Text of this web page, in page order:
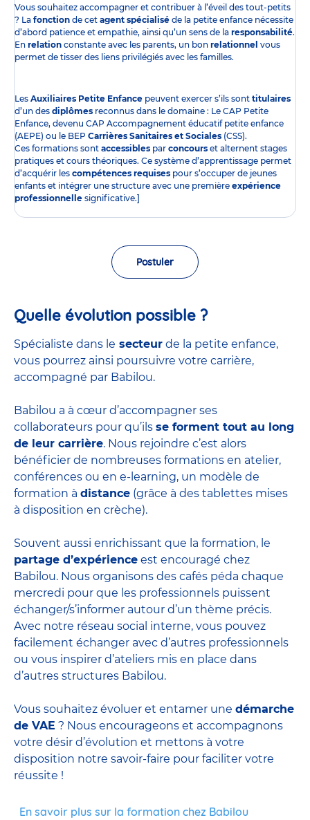
Vous souhaitez accompagner et contribuer à l’éveil des tout-petits
? La fonction de cet agent spécialisé de la petite enfance nécessite
d’abord patience et empathie, ainsi qu’un sens de la responsabilité.
En relation constante avec les parents, un bon relationnel vous
permet de tisser des liens privilégiés avec les familles.
Les Auxiliaires Petite Enfance peuvent exercer s’ils sont titulaires
d’un des diplômes reconnus dans le domaine : Le CAP Petite
Enfance, devenu CAP Accompagnement éducatif petite enfance
(AEPE) ou le BEP Carrières Sanitaires et Sociales (CSS).
Ces formations sont accessibles par concours et alternent stages
pratiques et cours théoriques. Ce système d’apprentissage permet
d’acquérir les compétences requises pour s’occuper de jeunes
enfants et intégrer une structure avec une première expérience
professionnelle significative.]
Postuler
Quelle évolution possible ?
Spécialiste dans le secteur de la petite enfance,
vous pourrez ainsi poursuivre votre carrière,
accompagné par Babilou.
Babilou a à cœur d’accompagner ses
collaborateurs pour qu’ils se forment tout au long
de leur carrière. Nous rejoindre c’est alors
bénéficier de nombreuses formations en atelier,
conférences ou en e-learning, un modèle de
formation à distance (grâce à des tablettes mises
à disposition en crèche).
Souvent aussi enrichissant que la formation, le
partage d’expérience est encouragé chez
Babilou. Nous organisons des cafés péda chaque
mercredi pour que les professionnels puissent
échanger/s’informer autour d’un thème précis.
Avec notre réseau social interne, vous pouvez
facilement échanger avec d’autres professionnels
ou vous inspirer d’ateliers mis en place dans
d’autres structures Babilou.
Vous souhaitez évoluer et entamer une démarche
de VAE ? Nous encourageons et accompagnons
votre désir d’évolution et mettons à votre
disposition notre savoir-faire pour faciliter votre
réussite !
En savoir plus sur la formation chez Babilou